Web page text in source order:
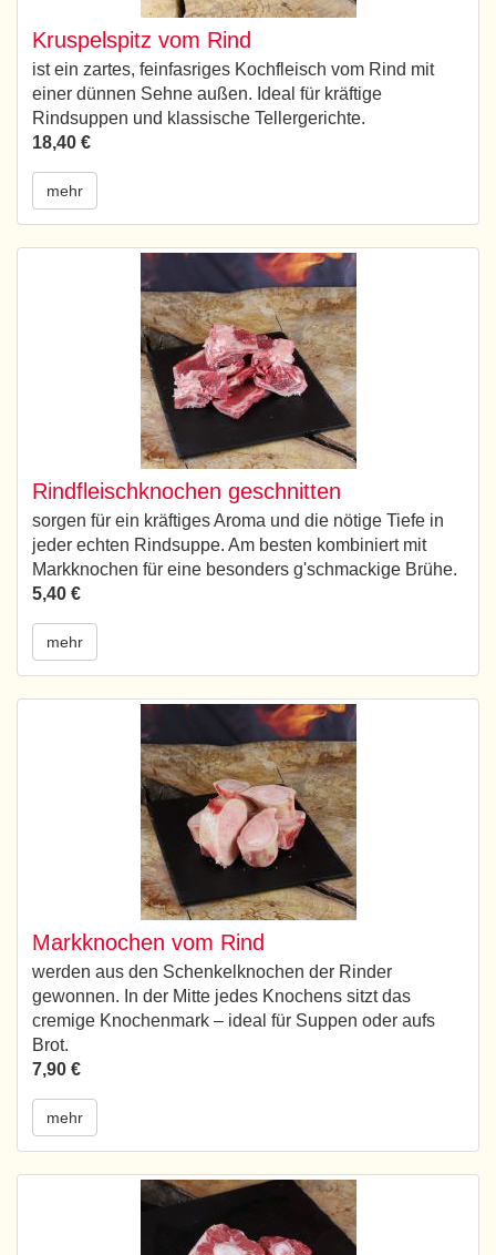
Kruspelspitz vom Rind
ist ein zartes, feinfasriges Kochfleisch vom Rind mit
einer dünnen Sehne außen. Ideal für kräftige
Rindsuppen und klassische Tellergerichte.
18,40 €
mehr
Rindfleischknochen geschnitten
sorgen für ein kräftiges Aroma und die nötige Tiefe in
jeder echten Rindsuppe. Am besten kombiniert mit
Markknochen für eine besonders g'schmackige Brühe.
5,40 €
mehr
Markknochen vom Rind
werden aus den Schenkelknochen der Rinder
gewonnen. In der Mitte jedes Knochens sitzt das
cremige Knochenmark – ideal für Suppen oder aufs
Brot.
7,90 €
mehr